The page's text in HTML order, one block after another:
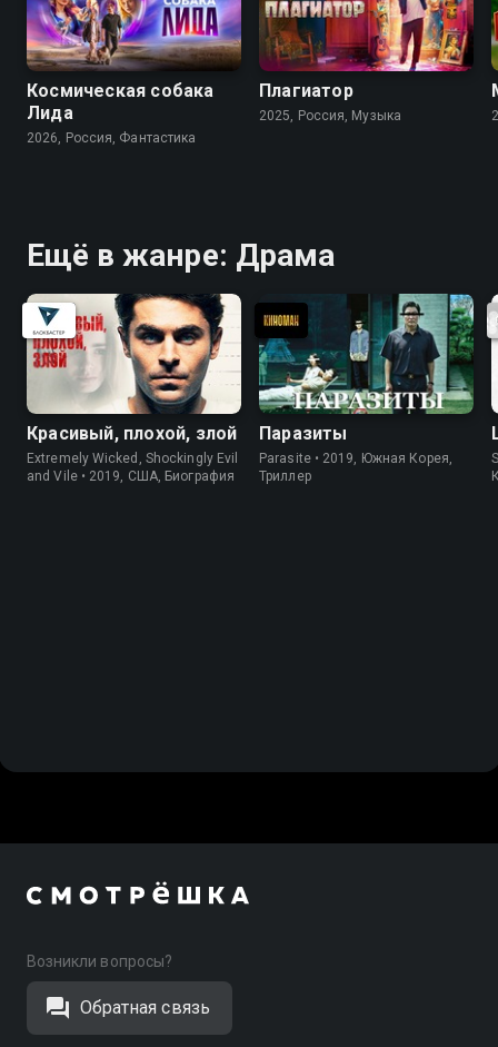
Космическая собака
Лида
2026, Россия, Фантастика
Плагиатор
2025, Россия, Музыка
Ещё в жанре: Драма
Красивый, плохой, злой
Extremely Wicked, Shockingly Evil
and Vile • 2019, США, Биография
Паразиты
Parasite • 2019, Южная Корея,
Триллер
Возникли вопросы?
Обратная связь